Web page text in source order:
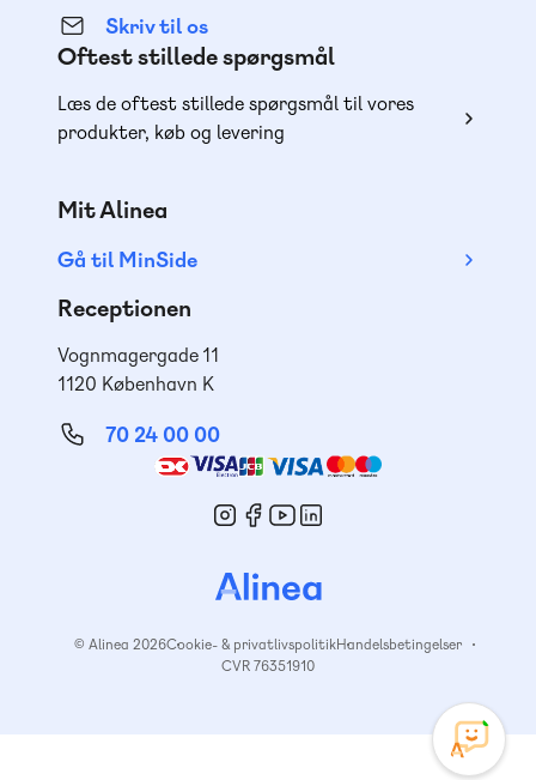
Skriv til os
Oftest stillede spørgsmål
Læs de oftest stillede spørgsmål til vores
produkter, køb og levering
Mit Alinea
Gå til MinSide
Receptionen
Vognmagergade 11
1120 København K
70 24 00 00
© Alinea 2026Cookie- & privatlivspolitikHandelsbetingelser
CVR 76351910